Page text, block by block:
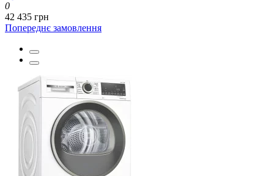
0
42 435 грн
Попереднє замовлення